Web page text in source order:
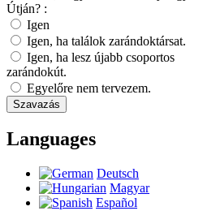
Útján? :
Igen
Igen, ha találok zarándoktársat.
Igen, ha lesz újabb csoportos
zarándokút.
Egyelőre nem tervezem.
Languages
Deutsch
Magyar
Español